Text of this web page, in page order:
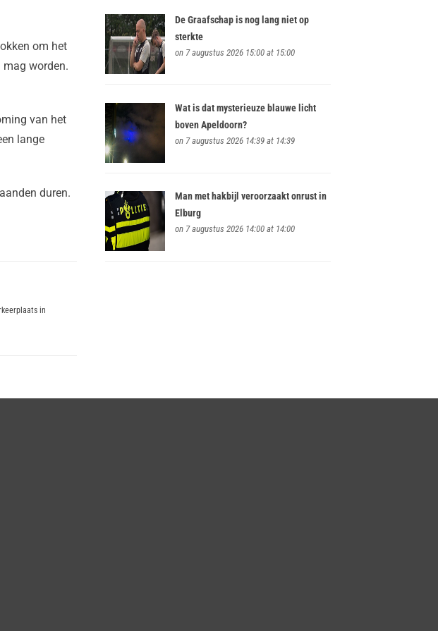
om het
worden.
van het
lange
duren.
in
De Graafschap is nog lang niet op
sterkte
on 7 augustus 2026 15:00 at 15:00
Wat is dat mysterieuze blauwe licht
boven Apeldoorn?
on 7 augustus 2026 14:39 at 14:39
Man met hakbijl veroorzaakt onrust in
Elburg
on 7 augustus 2026 14:00 at 14:00